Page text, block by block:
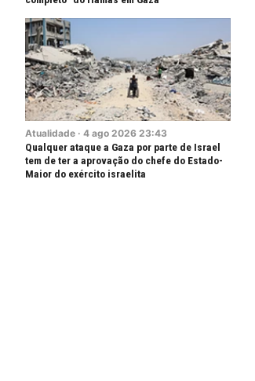
Atualidade · 4 ago 2026 23:43
Qualquer ataque a Gaza por parte de Israel
tem de ter a aprovação do chefe do Estado-
Maior do exército israelita